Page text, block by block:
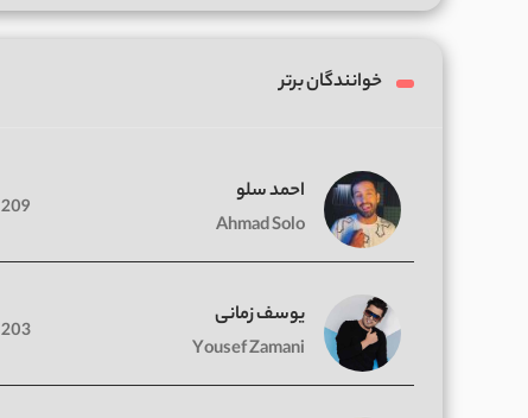
خوانندگان برتر
احمد سلو
Ahmad Solo
209 آهنگ
یوسف زمانی
Yousef Zamani
203 آهنگ